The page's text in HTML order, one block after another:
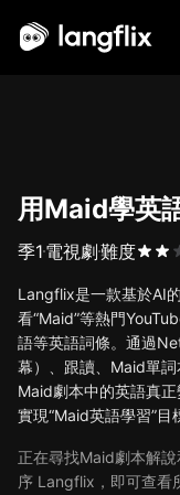
中文（繁體）
用Maid學英
季1 電視劇難度
Langflix是一款基於AI
看“Maid”等熱門
語等英語詞條。通過
幕）、跟讀、Maid單
Maid劇本中的英語真
實現“Maid英語學習”目
正在尋找Maid劇本解
序 Langflix，即可查看